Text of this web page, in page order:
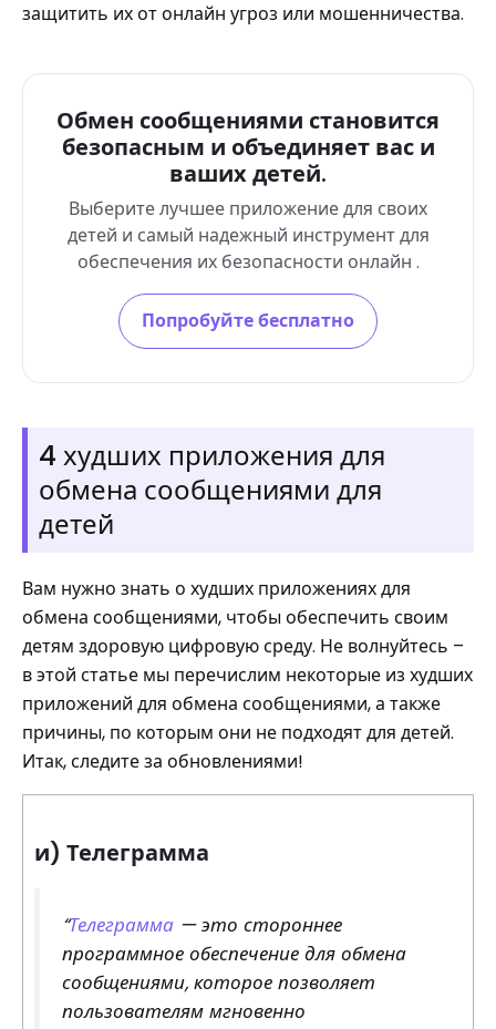
защитить их от онлайн угроз или мошенничества.
Обмен сообщениями становится
безопасным и объединяет вас и
ваших детей.
Выберите лучшее приложение для своих
детей и самый надежный инструмент для
обеспечения их безопасности онлайн .
Попробуйте бесплатно
4 худших приложения для
обмена сообщениями для
детей
Вам нужно знать о худших приложениях для
обмена сообщениями, чтобы обеспечить своим
детям здоровую цифровую среду. Не волнуйтесь –
в этой статье мы перечислим некоторые из худших
приложений для обмена сообщениями, а также
причины, по которым они не подходят для детей.
Итак, следите за обновлениями!
и) Телеграмма
“Телеграмма — это стороннее
программное обеспечение для обмена
сообщениями, которое позволяет
пользователям мгновенно